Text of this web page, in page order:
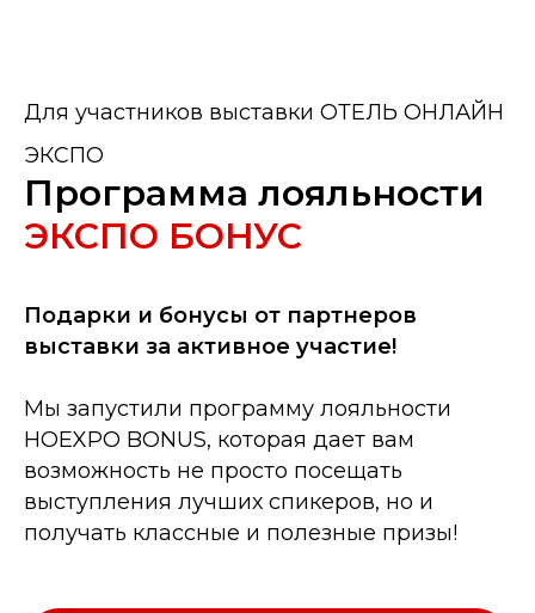
Для участников выставки ОТЕЛЬ ОНЛАЙН
ЭКСПО
Программа лояльности
ЭКСПО БОНУС
Подарки и бонусы от партнеров
выставки за активное участие!
Мы запустили программу лояльности
HOEXPO BONUS, которая дает вам
возможность не просто посещать
выступления лучших спикеров, но и
получать классные и полезные призы!